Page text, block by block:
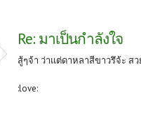
Re: มาเป็นกำลังใจ
สู้ๆจ้า ว่าแต่ดาหลาสีขาวรึจ้ะ สว
:love: